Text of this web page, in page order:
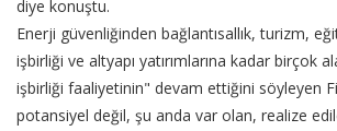
diye konuştu.
Enerji güvenliğinden bağlantısallık, turizm,
işbirliği ve altyapı yatırımlarına kadar birçok
işbirliği faaliyetinin" devam ettiğini söyleyen
potansiyel değil, şu anda var olan, realize